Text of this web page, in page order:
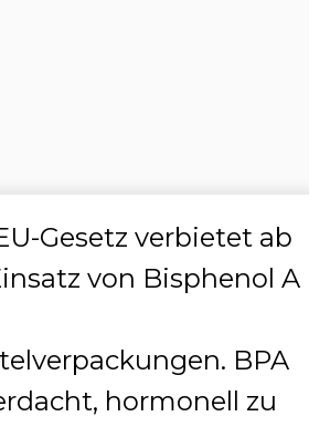
Gesetz verbietet ab
von Bisphenol A
BPA
hormonell zu